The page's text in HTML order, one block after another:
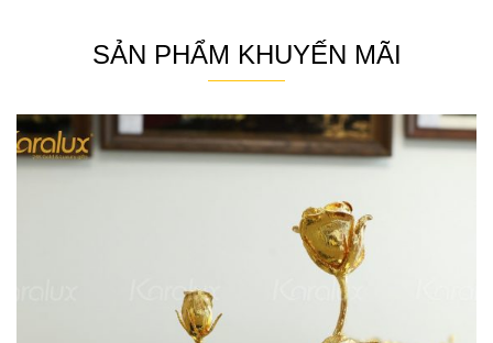
SẢN PHẨM KHUYẾN MÃI